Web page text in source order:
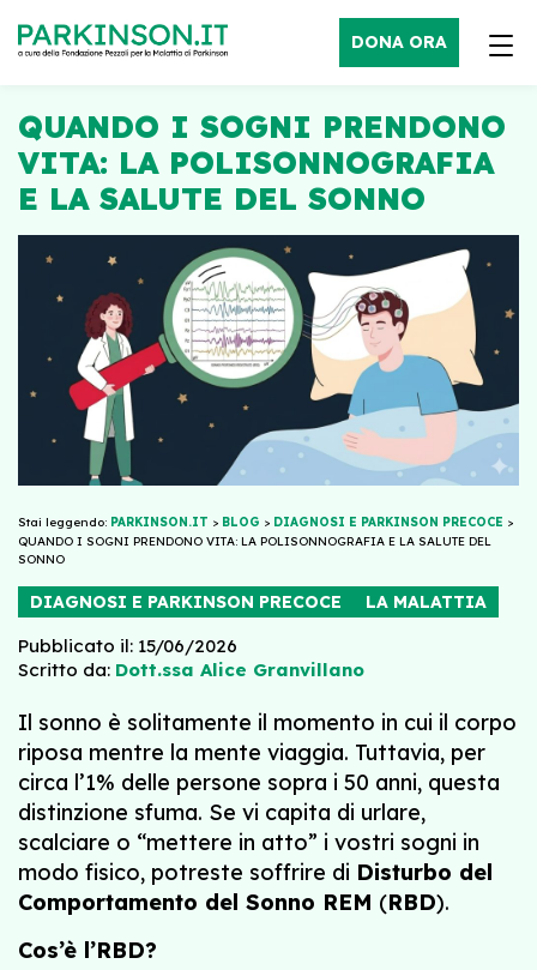
DONA ORA
QUANDO I SOGNI PRENDONO
VITA: LA POLISONNOGRAFIA
E LA SALUTE DEL SONNO
Stai leggendo: PARKINSON.IT > BLOG > DIAGNOSI E PARKINSON PRECOCE >
QUANDO I SOGNI PRENDONO VITA: LA POLISONNOGRAFIA E LA SALUTE DEL
SONNO
DIAGNOSI E PARKINSON PRECOCE LA MALATTIA
Pubblicato il: 15/06/2026
Scritto da: Dott.ssa Alice Granvillano
Il sonno è solitamente il momento in cui il corpo
riposa mentre la mente viaggia. Tuttavia, per
circa l’1% delle persone sopra i 50 anni, questa
distinzione sfuma. Se vi capita di urlare,
scalciare o “mettere in atto” i vostri sogni in
modo fisico, potreste soffrire di Disturbo del
Comportamento del Sonno REM (RBD).
Cos’è l’RBD?